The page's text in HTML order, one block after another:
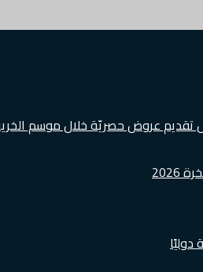
تقديم عروض حصريّة خلال موسم